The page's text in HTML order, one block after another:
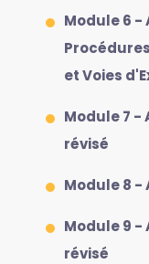
Module 6 -
et Voies
Module 7 -
révisé
Module 8 -
Module 9
révisé